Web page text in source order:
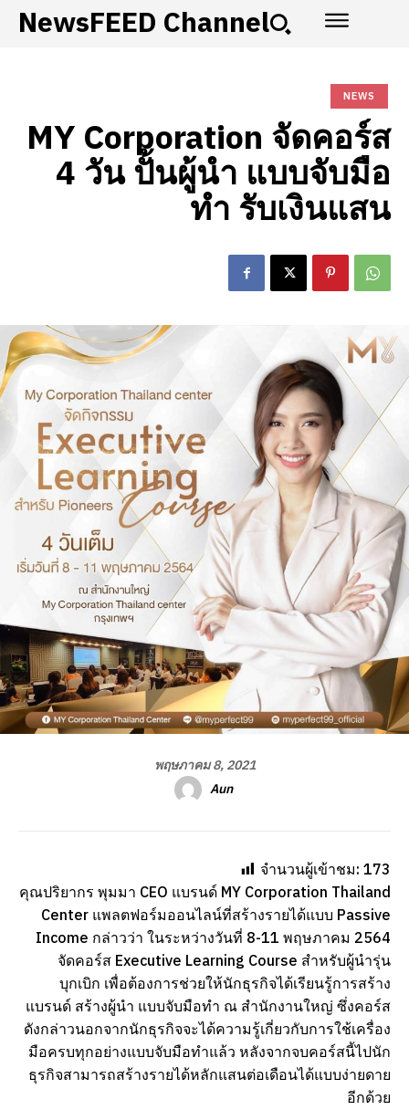
NewsFEED Channel
NEWS
MY Corporation จัดคอร์ส
4 วัน ปั้นผู้นำ แบบจับมือ
ทำ รับเงินแสน
พฤษภาคม 8, 2021
Aun
จำนวนผู้เข้าชม: 173
คุณปริยากร พุมมา CEO แบรนด์ MY Corporation Thailand
Center แพลตฟอร์มออนไลน์ที่สร้างรายได้แบบ Passive
Income กล่าวว่า ในระหว่างวันที่ 8-11 พฤษภาคม 2564
จัดคอร์ส Executive Learning Course สำหรับผู้นำรุ่น
บุกเบิก เพื่อต้องการช่วยให้นักธุรกิจได้เรียนรู้การสร้าง
แบรนด์ สร้างผู้นำ แบบจับมือทำ ณ สำนักงานใหญ่ ซึ่งคอร์ส
ดังกล่าวนอกจากนักธุรกิจจะได้ความรู้เกี่ยวกับการใช้เครื่อง
มือครบทุกอย่างแบบจับมือทำแล้ว หลังจากจบคอร์สนี้ไปนัก
ธุรกิจสามารถสร้างรายได้หลักแสนต่อเดือนได้แบบง่ายดาย
อีกด้วย